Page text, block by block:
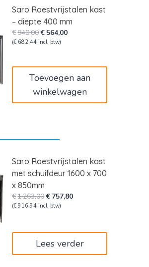
Saro Roestvrijstalen kast
– diepte 400 mm
€940,00Oorspronkelijke
prijs
€ 564,00Huidige
(€ 682,44 incl. btw)
Toevoegen aan
winkelwagen
Saro Roestvrijstalen kast
met schuifdeur 1600 x 700
x 850mm
€1.263,00Oorspronkelijke
prijs
€ 757,80Huidige
(€ 916,94 incl. btw)
Lees verder